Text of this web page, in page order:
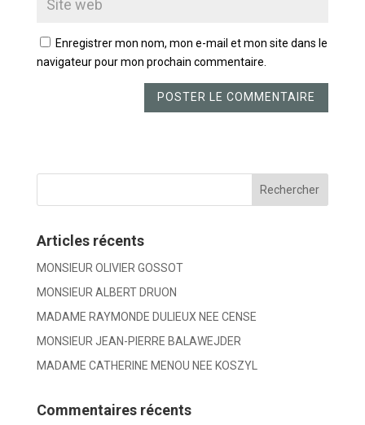
Enregistrer mon nom, mon e-mail et mon site dans le
navigateur pour mon prochain commentaire.
Articles récents
MONSIEUR OLIVIER GOSSOT
MONSIEUR ALBERT DRUON
MADAME RAYMONDE DULIEUX NEE CENSE
MONSIEUR JEAN-PIERRE BALAWEJDER
MADAME CATHERINE MENOU NEE KOSZYL
Commentaires récents